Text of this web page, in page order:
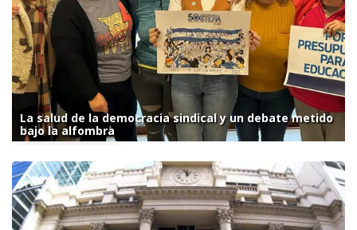
La salud de la democracia sindical y un debate metido
bajo la alfombra